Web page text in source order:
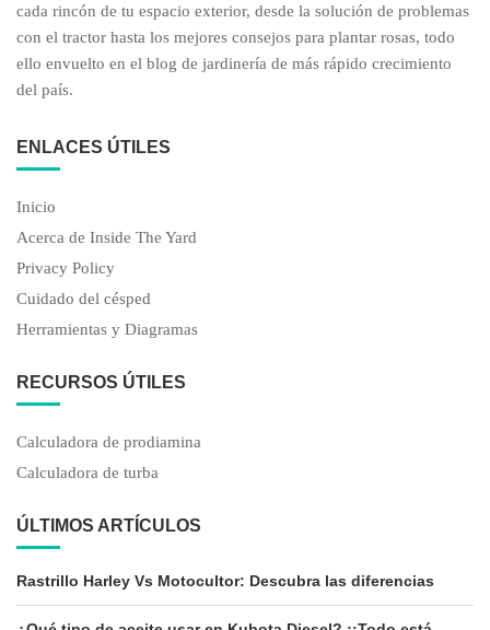
cada rincón de tu espacio exterior, desde la solución de problemas
con el tractor hasta los mejores consejos para plantar rosas, todo
ello envuelto en el blog de jardinería de más rápido crecimiento
del país.
ENLACES ÚTILES
Inicio
Acerca de Inside The Yard
Privacy Policy
Cuidado del césped
Herramientas y Diagramas
RECURSOS ÚTILES
Calculadora de prodiamina
Calculadora de turba
ÚLTIMOS ARTÍCULOS
Rastrillo Harley Vs Motocultor: Descubra las diferencias